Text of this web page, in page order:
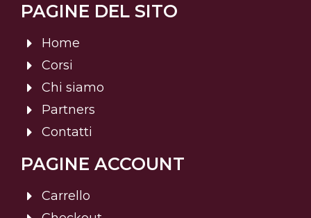
PAGINE DEL SITO
Home
Corsi
Chi siamo
Partners
Contatti
PAGINE ACCOUNT
Carrello